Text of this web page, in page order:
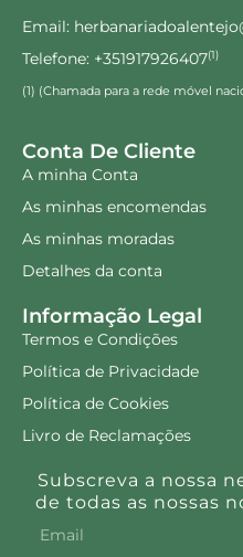
Email:
Telefone: +351917926407(1)
(1) (Chamada para a rede móvel
Conta De Cliente
A minha Conta
As minhas encomendas
As minhas moradas
Detalhes da conta
Informação Legal
Termos e Condições
Política de Privacidade
Política de Cookies
Livro de Reclamações
Subscreva a nossa
de todas as nossas